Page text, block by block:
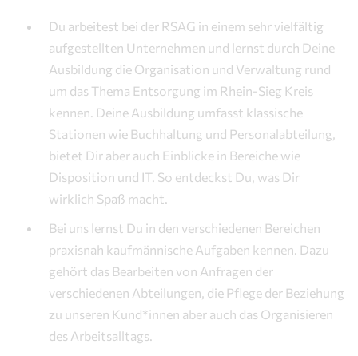
Du arbeitest bei der RSAG in einem sehr vielfältig
aufgestellten Unternehmen und lernst durch Deine
Ausbildung die Organisation und Verwaltung rund
um das Thema Entsorgung im Rhein-Sieg Kreis
kennen. Deine Ausbildung umfasst klassische
Stationen wie Buchhaltung und Personalabteilung,
bietet Dir aber auch Einblicke in Bereiche wie
Disposition und IT. So entdeckst Du, was Dir
wirklich Spaß macht.
Bei uns lernst Du in den verschiedenen Bereichen
praxisnah kaufmännische Aufgaben kennen. Dazu
gehört das Bearbeiten von Anfragen der
verschiedenen Abteilungen, die Pflege der Beziehung
zu unseren Kund*innen aber auch das Organisieren
des Arbeitsalltags.